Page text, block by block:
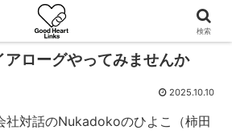
アローグやってみませんか
2025.10.10
社対話のNukadokoのひよこ（柿田
検索